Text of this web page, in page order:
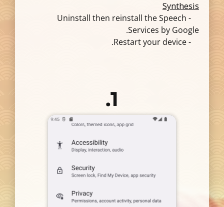
Synthesis
- Uninstall then reinstall the Speech
Services by Google.
- Restart your device.
1.